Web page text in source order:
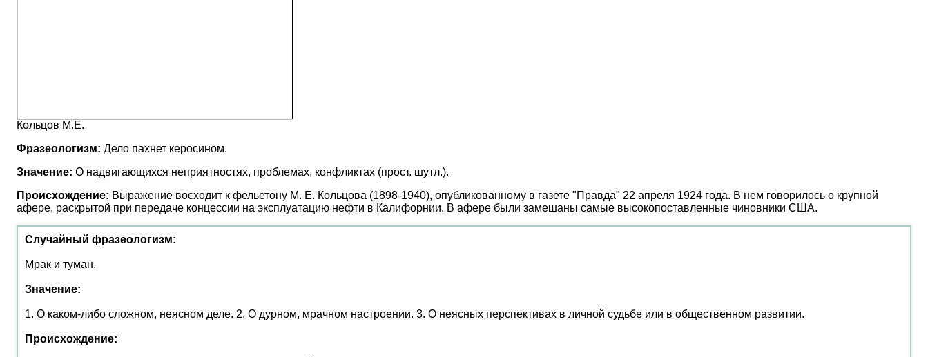
Кольцов М.Е.
Фразеологизм: Дело пахнет керосином.
Значение: О надвигающихся неприятностях, проблемах, конфликтах (прост. шутл.).
Происхождение: Выражение восходит к фельетону М. Е. Кольцова (1898-1940), опубликованному в газете "Правда" 22 апреля 1924 года. В нем говорилось о крупной
афере, раскрытой при передаче концессии на эксплуатацию нефти в Калифорнии. В афере были замешаны самые высокопоставленные чиновники США.
Случайный фразеологизм:
Мрак и туман.
Значение:
1. О каком-либо сложном, неясном деле. 2. О дурном, мрачном настроении. 3. О неясных перспективах в личной судьбе или в общественном развитии.
Происхождение: